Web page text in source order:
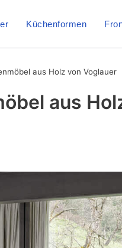
Küchenformen
aus Holz von Voglauer
aus